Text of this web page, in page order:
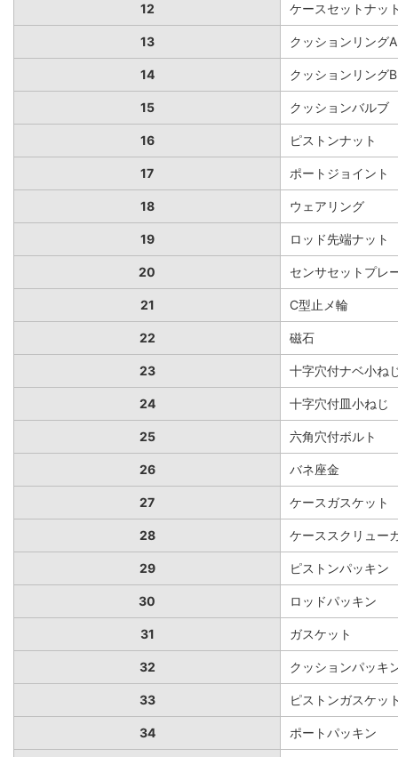
12 ケースセットナッ
13 クッションリングA
14 クッションリングB
15 クッションバルブ
16 ピストンナット
17 ポートジョイント
18 ウェアリング
19 ロッド先端ナット
20 センサセットプレ
21 C型止メ輪
22 磁石
23 十字穴付ナベ小ね
24 十字穴付皿小ねじ
25 六角穴付ボルト
26 バネ座金
27 ケースガスケット
28 ケーススクリュー
29 ピストンパッキン
30 ロッドパッキン
31 ガスケット
32 クッションパッキ
33 ピストンガスケッ
34 ポートパッキン